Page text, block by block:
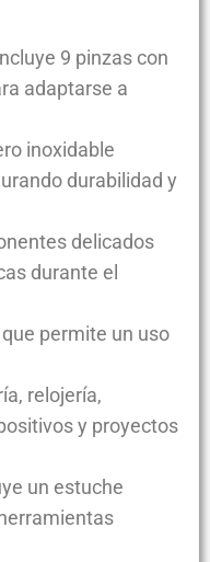
9 pinzas con
adaptarse a
inoxidable
durabilidad y
delicados
durante el
permite un uso
relojería,
y proyectos
un estuche